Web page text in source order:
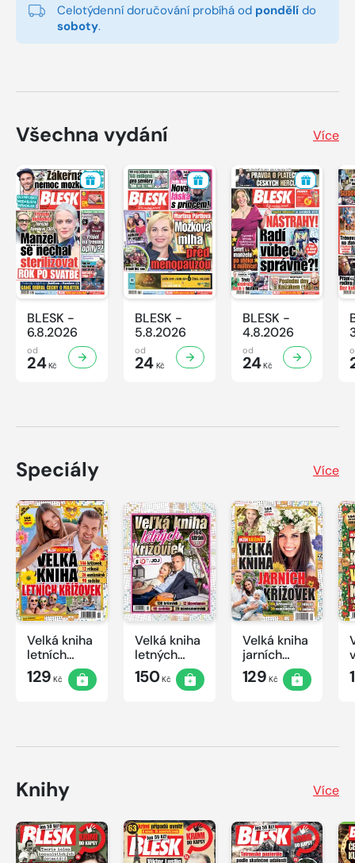
Celotýdenní doručování probíhá od pondělí do
soboty.
Všechna vydání Více
BLESK -
6.8.2026
od
24Kč
BLESK -
5.8.2026
od
24Kč
BLESK -
4.8.2026
od
24Kč
Speciály Více
Velká kniha
letních
křížovek
2026
129 Kč
Velká kniha
letných
krížoviek s
TV JOJ
150Kč
Velká kniha
jarních
křížovek
2026
129 Kč
Knihy Více